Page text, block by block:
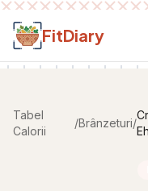
Salt la conținut
FitDiary
Tabel
Calorii
/Brânzeturi/